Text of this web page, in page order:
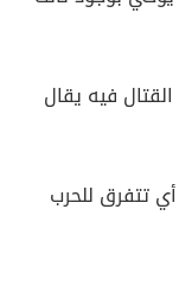
فيه يقال
تتفرق للحرب